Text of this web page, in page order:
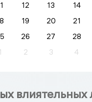
12 13 14
19 20 21
26 27 28
2 3 4